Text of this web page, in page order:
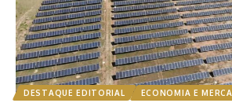
DESTAQUE EDITORIAL ECONOMIA E